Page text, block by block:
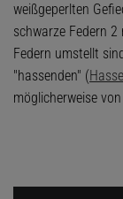
weißgeperlten
schwarze Federn 2
Federn umstellt
"hassenden" (
möglicherweise